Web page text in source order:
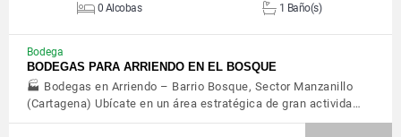
0 Alcobas 1 Baño(s)
Bodega
BODEGAS PARA ARRIENDO EN EL BOSQUE
🏭 Bodegas en Arriendo – Barrio Bosque, Sector Manzanillo
(Cartagena) Ubícate en un área estratégica de gran activida…